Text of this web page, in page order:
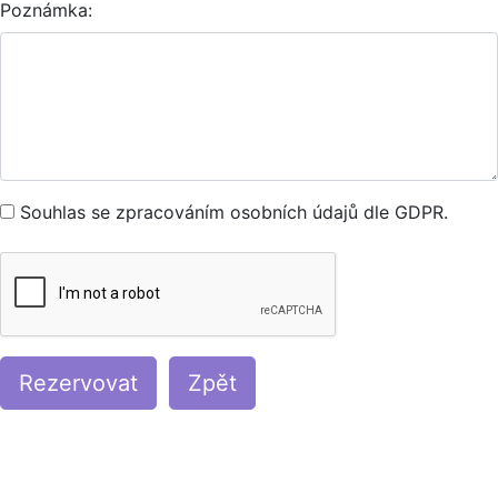
Poznámka:
Souhlas se zpracováním osobních údajů dle GDPR.
Rezervovat Zpět